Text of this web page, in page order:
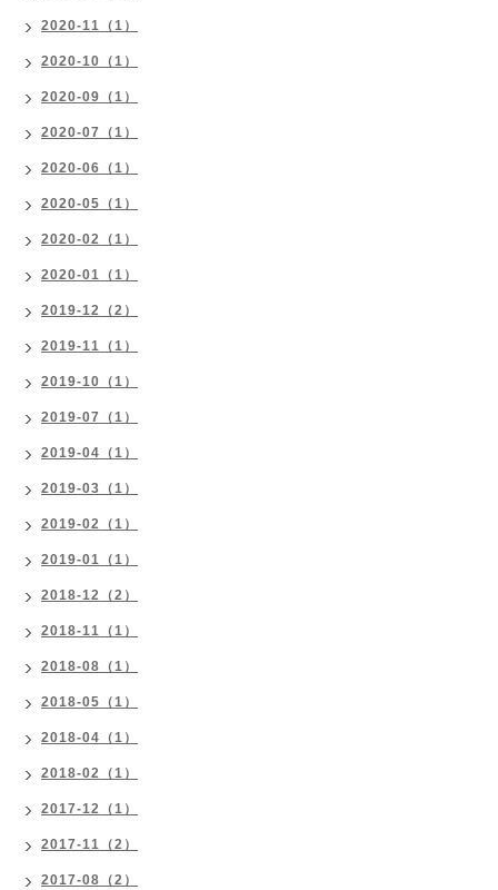
2020-11（1）
2020-10（1）
2020-09（1）
2020-07（1）
2020-06（1）
2020-05（1）
2020-02（1）
2020-01（1）
2019-12（2）
2019-11（1）
2019-10（1）
2019-07（1）
2019-04（1）
2019-03（1）
2019-02（1）
2019-01（1）
2018-12（2）
2018-11（1）
2018-08（1）
2018-05（1）
2018-04（1）
2018-02（1）
2017-12（1）
2017-11（2）
2017-08（2）